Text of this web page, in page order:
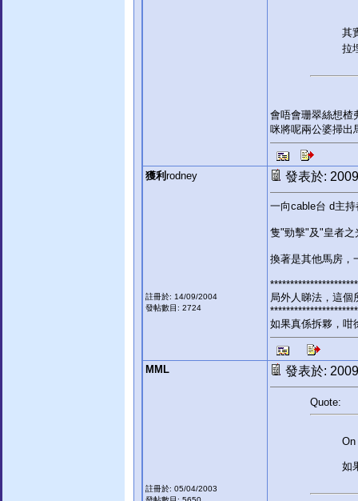
其
拉
會唔會珊翠絲想楂
咪將呢兩公婆掃出
獲利 rodney
註冊於: 14/09/2004
發帖數目: 2724
發表於:
一向cable台 d主
隻"勁擊"及"皇者
換著是其他馬房，
局外人睇法，這個
如果真係拆夥，咁
MML
註冊於: 05/04/2003
發表於:
Quote:
On
如